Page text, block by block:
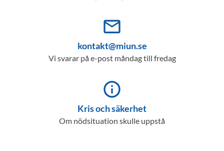
mail_outline
kontakt@miun.se
Vi svarar på e-post måndag till fredag
info_outline
Kris och säkerhet
Om nödsituation skulle uppstå